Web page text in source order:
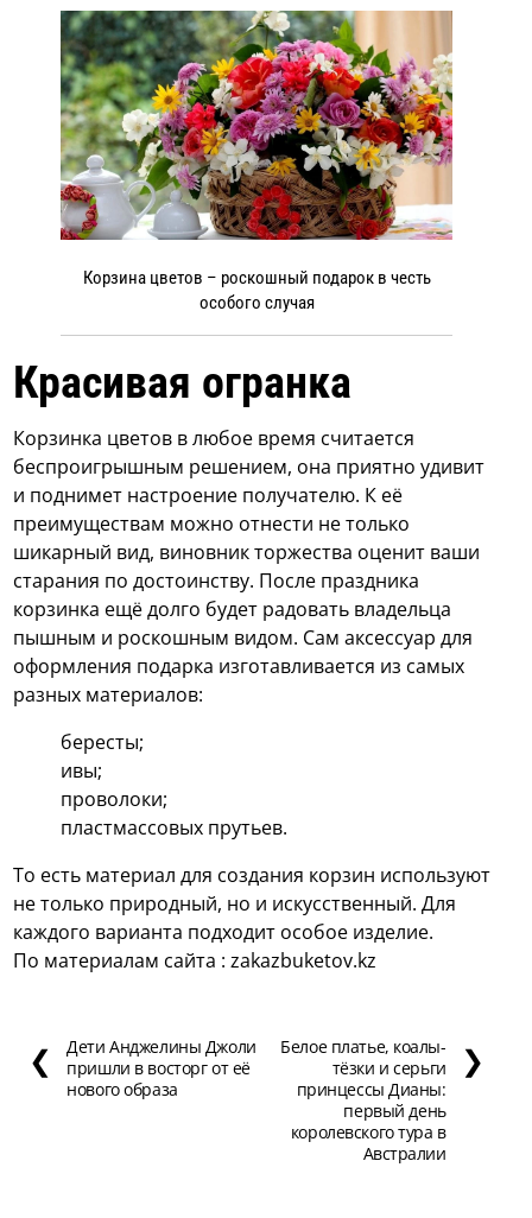
Корзина цветов – роскошный подарок в честь
особого случая
Красивая огранка
Корзинка цветов в любое время считается
беспроигрышным решением, она приятно удивит
и поднимет настроение получателю. К её
преимуществам можно отнести не только
шикарный вид, виновник торжества оценит ваши
старания по достоинству. После праздника
корзинка ещё долго будет радовать владельца
пышным и роскошным видом. Сам аксессуар для
оформления подарка изготавливается из самых
разных материалов:
бересты;
ивы;
проволоки;
пластмассовых прутьев.
То есть материал для создания корзин используют
не только природный, но и искусственный. Для
каждого варианта подходит особое изделие.
По материалам сайта : zakazbuketov.kz
❮
Дети Анджелины Джоли
пришли в восторг от её
нового образа
Белое платье, коалы-
тёзки и серьги
принцессы Дианы:
первый день
королевского тура в
Австралии
❯